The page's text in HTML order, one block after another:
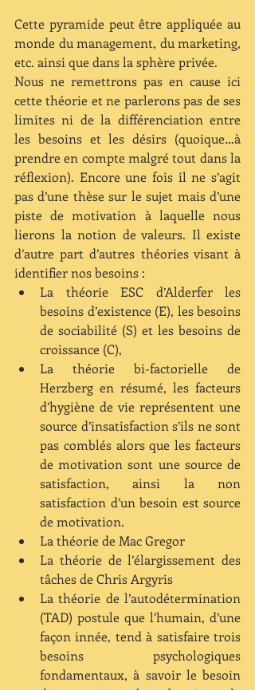
Cette pyramide peut être appliquée au
monde du management, du marketing,
etc. ainsi que dans la sphère privée.
Nous ne remettrons pas en cause ici
cette théorie et ne parlerons pas de ses
limites ni de la différenciation entre
les besoins et les désirs (quoique…à
prendre en compte malgré tout dans la
réflexion). Encore une fois il ne s’agit
pas d’une thèse sur le sujet mais d’une
piste de motivation à laquelle nous
lierons la notion de valeurs. Il existe
d’autre part d’autres théories visant à
identifier nos besoins :
La théorie ESC d’Alderfer les
besoins d’existence (E), les besoins
de sociabilité (S) et les besoins de
croissance (C),
La théorie bi-factorielle de
Herzberg en résumé, les facteurs
d’hygiène de vie représentent une
source d’insatisfaction s’ils ne sont
pas comblés alors que les facteurs
de motivation sont une source de
satisfaction, ainsi la non
satisfaction d’un besoin est source
de motivation.
La théorie de Mac Gregor
La théorie de l’élargissement des
tâches de Chris Argyris
La théorie de l’autodétermination
(TAD) postule que l’humain, d’une
façon innée, tend à satisfaire trois
besoins psychologiques
fondamentaux, à savoir le besoin